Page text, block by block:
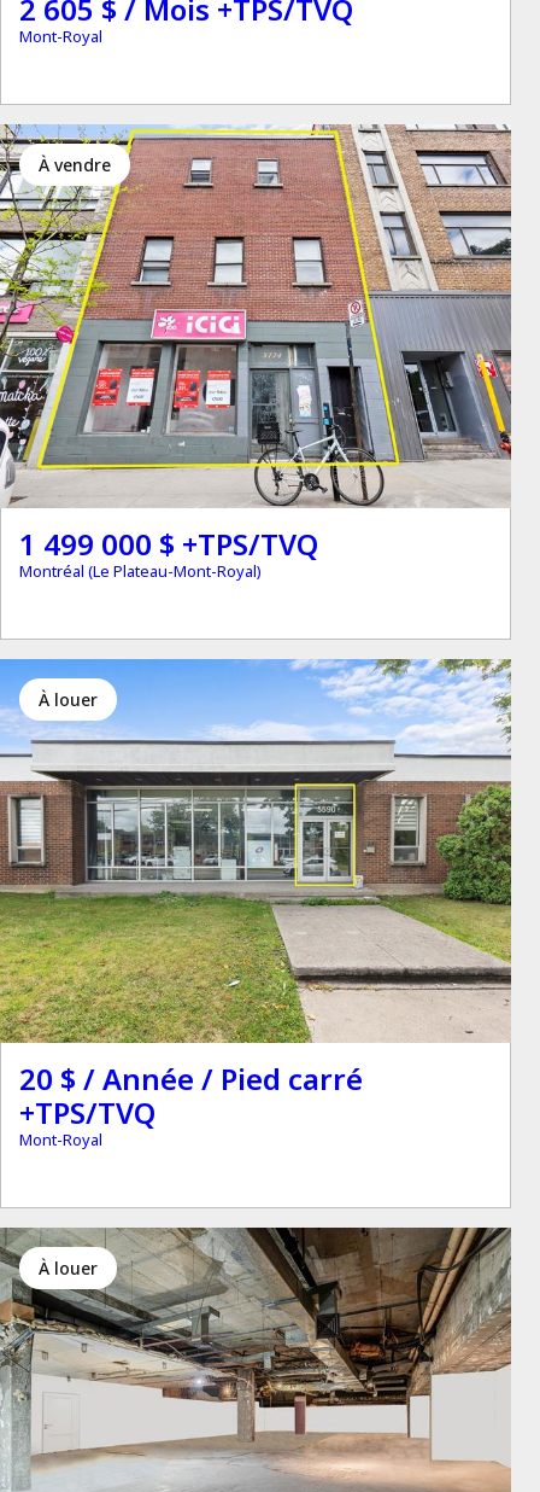
2 605 $ / Mois +TPS/TVQ
Mont-Royal
à vendre
1 499 000 $ +TPS/TVQ
Montréal (Le Plateau-Mont-Royal)
à louer
20 $ / Année / Pied carré
+TPS/TVQ
Mont-Royal
à louer